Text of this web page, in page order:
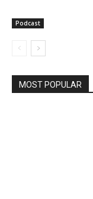
Podcast
MOST POPULAR